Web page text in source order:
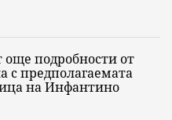
още подробности от
с предполагаемата
на Инфантино